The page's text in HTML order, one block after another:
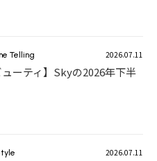
Telling 2026.07.11
ューティ】Skyの2026年下半
2026.07.11